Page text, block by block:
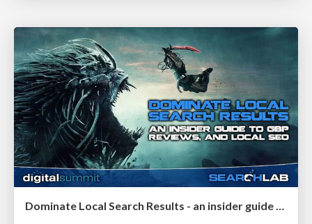
Dominate Local Search Results - an insider guide to GBP, reviews, and Local SEO